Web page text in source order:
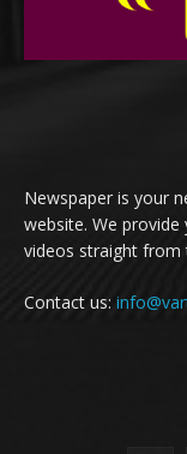
Newspaper is your
website. We
videos straight from
Contact us: